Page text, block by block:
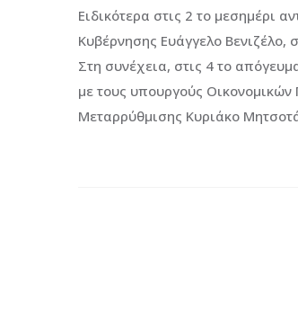
Ειδικότερα στις 2 το μεσημέρι
Κυβέρνησης Ευάγγελο Βενιζέλο,
Στη συνέχεια, στις 4 το
με τους υπουργούς Οικονομικών
Μεταρρύθμισης Κυριάκο